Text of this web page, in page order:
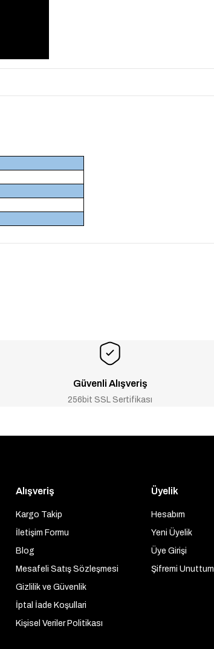
Güvenli Alışveriş
256bit SSL Sertifikası
Alışveriş
Kargo Takip
İletişim Formu
Blog
Mesafeli Satış Sözleşmesi
Gizlilik ve Güvenlik
İptal İade Koşullari
Kişisel Veriler Politikası
Üyelik
Hesabım
Yeni Üyelik
Üye Girişi
Şifremi Unuttum